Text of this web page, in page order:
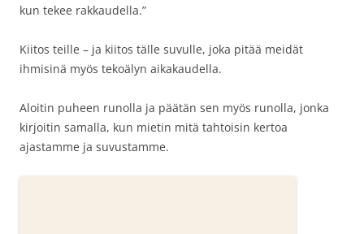
kun tekee rakkaudella.”
Kiitos teille – ja kiitos tälle suvulle, joka pitää meidät
ihmisinä myös tekoälyn aikakaudella.
Aloitin puheen runolla ja päätän sen myös runolla, jonka
kirjoitin samalla, kun mietin mitä tahtoisin kertoa
ajastamme ja suvustamme.